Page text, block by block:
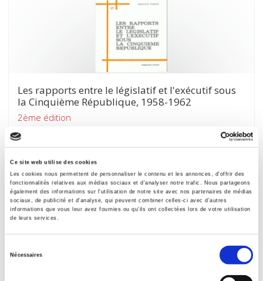
Ce site web utilise des cookies
Les cookies nous permettent de personnaliser le contenu et les annonces, d'offrir des
fonctionnalités relatives aux médias sociaux et d'analyser notre trafic. Nous partageons
également des informations sur l'utilisation de notre site avec nos partenaires de médias
sociaux, de publicité et d'analyse, qui peuvent combiner celles-ci avec d'autres
informations que vous leur avez fournies ou qu'ils ont collectées lors de votre utilisation
de leurs services.
Nécessaires
Les rapports entre le législatif et l'exécutif sous
la Cinquième République, 1958-1962
2ème édition
Jean-Luc Parodi